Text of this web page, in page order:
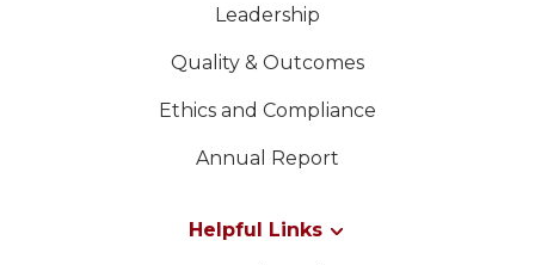
Leadership
Quality & Outcomes
Ethics and Compliance
Annual Report
Helpful Links